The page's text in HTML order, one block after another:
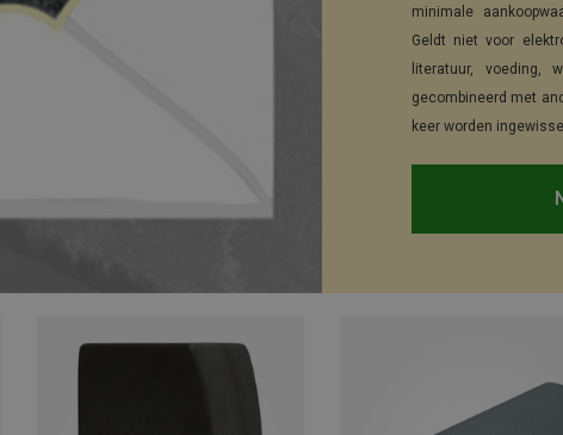
minimale
Geldt niet voor
literatuur, voeding,
gecombineerd met
keer worden